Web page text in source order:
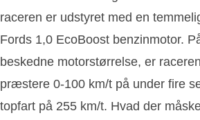
raceren er udstyret med en
Fords 1,0 EcoBoost benzinmotor.
beskedne motorstørrelse, er
præstere 0-100 km/t på under fire
topfart på 255 km/t. Hvad der